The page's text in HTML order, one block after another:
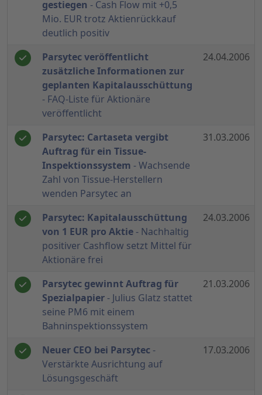
gestiegen - Cash Flow mit +0,5
Mio. EUR trotz Aktienrückkauf
deutlich positiv
Parsytec veröffentlicht
zusätzliche Informationen zur
geplanten Kapitalausschüttung
- FAQ-Liste für Aktionäre
veröffentlicht
24.04.2006
Parsytec: Cartaseta vergibt
Auftrag für ein Tissue-
Inspektionssystem - Wachsende
Zahl von Tissue-Herstellern
wenden Parsytec an
31.03.2006
Parsytec: Kapitalausschüttung
von 1 EUR pro Aktie - Nachhaltig
positiver Cashflow setzt Mittel für
Aktionäre frei
24.03.2006
Parsytec gewinnt Auftrag für
Spezialpapier- Julius Glatz stattet
seine PM6 mit einem
Bahninspektionssystem
21.03.2006
Neuer CEO bei Parsytec -
Verstärkte Ausrichtung auf
Lösungsgeschäft
17.03.2006